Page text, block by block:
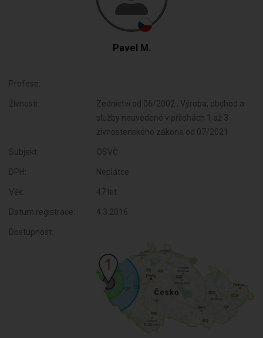
Pavel M.
Profese:
Živnosti:
Zednictví od 06/2002 , Výroba, obchod a
služby neuvedené v přílohách 1 až 3
živnostenského zákona od 07/2021
Subjekt: OSVČ
DPH: Neplátce
Věk: 47 let
Datum registrace: 4.3.2016
Dostupnost: